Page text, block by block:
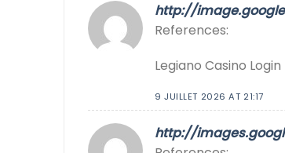
http://
References:
Legiano Casino Login
9 JUILLET 2026 AT 21:17
http://